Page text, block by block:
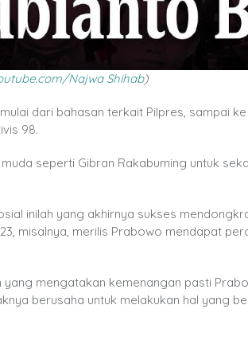
Najwa Shihab)
dari bahasan terkait Pilpres, sampai
98.
seperti Gibran Rakabuming untuk
inilah yang akhirnya sukses
misalnya, merilis Prabowo mendapat
mengatakan kemenangan pasti
berusaha untuk melakukan hal yang